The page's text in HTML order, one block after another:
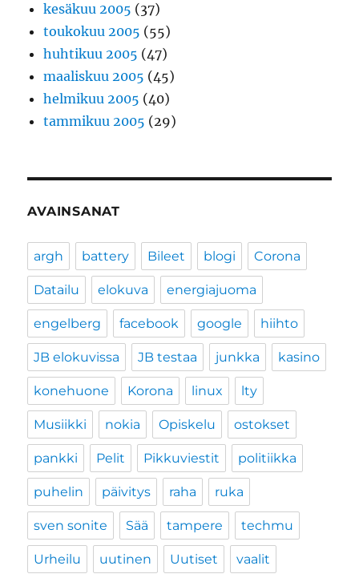
kesäkuu 2005 (37)
toukokuu 2005 (55)
huhtikuu 2005 (47)
maaliskuu 2005 (45)
helmikuu 2005 (40)
tammikuu 2005 (29)
AVAINSANAT
argh battery Bileet blogi Corona
Datailu elokuva energiajuoma
engelberg facebook google hiihto
JB elokuvissa JB testaa junkka kasino
konehuone Korona linux lty
Musiikki nokia Opiskelu ostokset
pankki Pelit Pikkuviestit politiikka
puhelin päivitys raha ruka
sven sonite Sää tampere techmu
Urheilu uutinen Uutiset vaalit